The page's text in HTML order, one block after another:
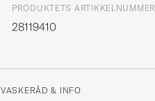
PRODUKTETS ARTIKKELNUMMER
28119410
VASKERÅD & INFO